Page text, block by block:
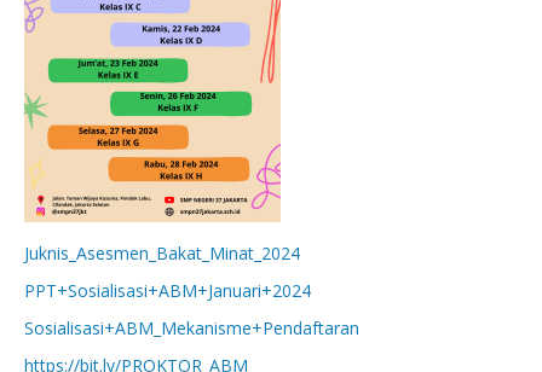
Juknis_Asesmen_Bakat_Minat_2024
PPT+Sosialisasi+ABM+Januari+2024
Sosialisasi+ABM_Mekanisme+Pendaftaran
https://bit.ly/PROKTOR_ABM